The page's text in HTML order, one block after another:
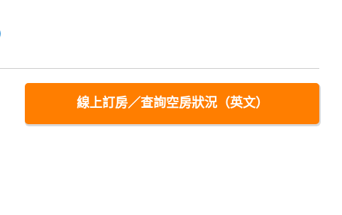
線上訂房／查詢空房狀況（英文）